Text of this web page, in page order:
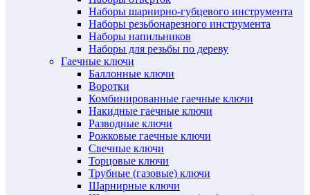
Наборы шарнирно-губцевого инструмента
Наборы резьбонарезного инструмента
Наборы напильников
Наборы для резьбы по дереву
Гаечные ключи
Баллонные ключи
Воротки
Комбинированные гаечные ключи
Накидные гаечные ключи
Разводные ключи
Рожковые гаечные ключи
Свечные ключи
Торцовые ключи
Трубные (газовые) ключи
Шарнирные ключи